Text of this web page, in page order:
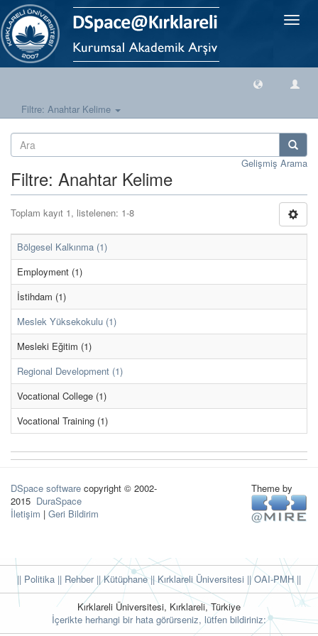
Geçiş
Filtre: Anahtar Kelime
Gelişmiş Arama
Filtre: Anahtar Kelime
Toplam kayıt 1, listelenen: 1-8
Bölgesel Kalkınma (1)
Employment (1)
İstihdam (1)
Meslek Yüksekokulu (1)
Mesleki Eğitim (1)
Regional Development (1)
Vocational College (1)
Vocational Training (1)
DSpace software copyright © 2002-
2015 DuraSpace
İletişim | Geri Bildirim
Theme by
|| Politika || Rehber|| Kütüphane|| Kırklareli Üniversitesi ||OAI-PMH ||
Kırklareli Üniversitesi, Kırklareli, Türkiye
İçerikte herhangi bir hata görürseniz, lütfen bildiriniz: